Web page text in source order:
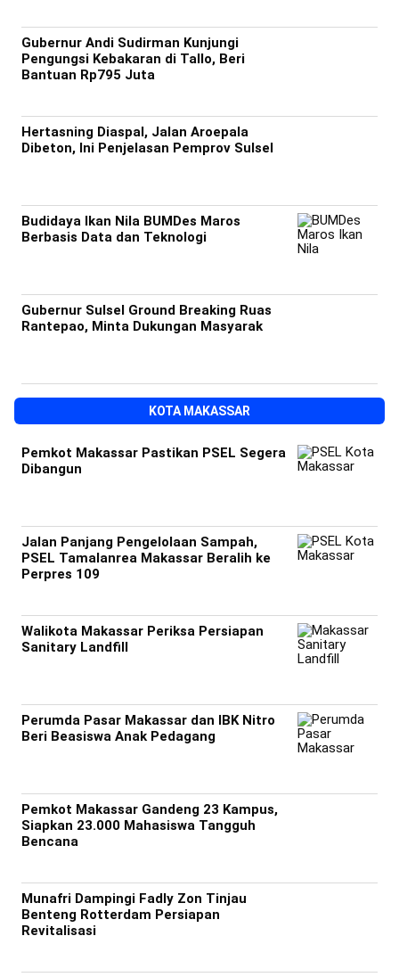
Gubernur Andi Sudirman Kunjungi
Pengungsi Kebakaran di Tallo, Beri
Bantuan Rp795 Juta
Hertasning Diaspal, Jalan Aroepala
Dibeton, Ini Penjelasan Pemprov Sulsel
Budidaya Ikan Nila BUMDes Maros
Berbasis Data dan Teknologi
Gubernur Sulsel Ground Breaking Ruas
Rantepao, Minta Dukungan Masyarak
KOTA MAKASSAR
Pemkot Makassar Pastikan PSEL Segera
Dibangun
Jalan Panjang Pengelolaan Sampah,
PSEL Tamalanrea Makassar Beralih ke
Perpres 109
Walikota Makassar Periksa Persiapan
Sanitary Landfill
Perumda Pasar Makassar dan IBK Nitro
Beri Beasiswa Anak Pedagang
Pemkot Makassar Gandeng 23 Kampus,
Siapkan 23.000 Mahasiswa Tangguh
Bencana
Munafri Dampingi Fadly Zon Tinjau
Benteng Rotterdam Persiapan
Revitalisasi